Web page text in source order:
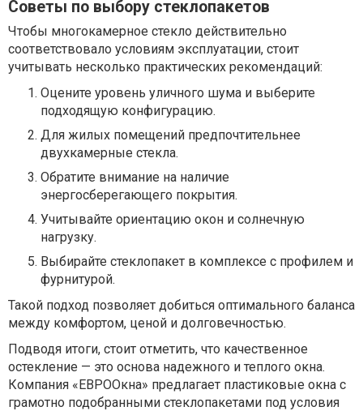
Советы по выбору стеклопакетов
Чтобы многокамерное стекло действительно
соответствовало условиям эксплуатации, стоит
учитывать несколько практических рекомендаций:
Оцените уровень уличного шума и выберите
подходящую конфигурацию.
Для жилых помещений предпочтительнее
двухкамерные стекла.
Обратите внимание на наличие
энергосберегающего покрытия.
Учитывайте ориентацию окон и солнечную
нагрузку.
Выбирайте стеклопакет в комплексе с профилем и
фурнитурой.
Такой подход позволяет добиться оптимального баланса
между комфортом, ценой и долговечностью.
Подводя итоги, стоит отметить, что качественное
остекление — это основа надежного и теплого окна.
Компания «ЕВРООкна» предлагает пластиковые окна с
грамотно подобранными стеклопакетами под условия